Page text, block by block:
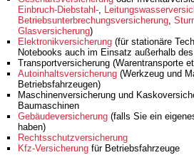
Einbruch-Diebstahl-,
Betriebsunterbrechungsversicherung,
Glasversicherung)
Elektronikversicherung (für stationäre
Notebooks auch im Einsatz außerhalb
Transportversicherung (Warentransporte
Autoinhaltsversicherung (Werkzeug und
Betriebsfahrzeugen)
Maschinenversicherung und
Baumaschinen
Gebäudeversicherung (falls Sie ein
haben)
Rechtsschutzversicherung
Kfz-Versicherung für Betriebsfahrzeuge